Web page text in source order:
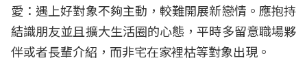
愛：遇上好對象不夠主動，較難開展新戀情。應抱持
結識朋友並且擴大生活圈的心態，平時多留意職場夥
伴或者長輩介紹，而非宅在家裡枯等對象出現。